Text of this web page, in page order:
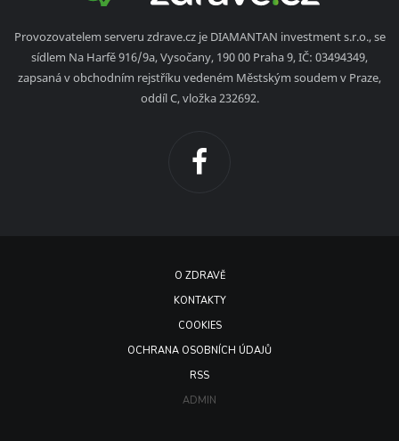
Provozovatelem serveru zdrave.cz je DIAMANTAN investment s.r.o., se
sídlem Na Harfě 916/9a, Vysočany, 190 00 Praha 9, IČ: 03494349,
zapsaná v obchodním rejstříku vedeném Městským soudem v Praze,
oddíl C, vložka 232692.
O ZDRAVĚ
KONTAKTY
COOKIES
OCHRANA OSOBNÍCH ÚDAJŮ
RSS
ADMIN